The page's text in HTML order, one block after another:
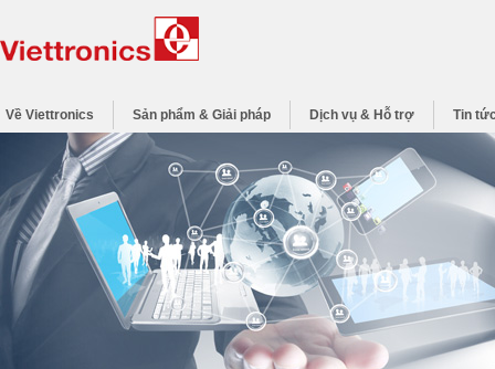
Về Viettronics Sản phẩm & Giải pháp Dịch vụ & Hỗ trợ Tin